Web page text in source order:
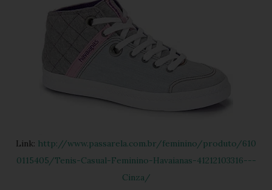
Link: http://www.passarela.com.br/feminino/produto/610
0115405/Tenis-Casual-Feminino-Havaianas-41212103316---
Cinza/